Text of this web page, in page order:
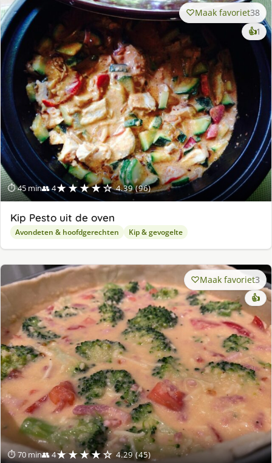
⏱ 45 min👥 4★★★★☆ 4.39 (96)
Maak favoriet38
👍1
Kip Pesto uit de oven
Avondeten & hoofdgerechten Kip & gevogelte
⏱ 70 min👥 4★★★★☆ 4.29 (45)
Maak favoriet3
👍